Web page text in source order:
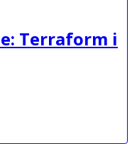
Terraform i